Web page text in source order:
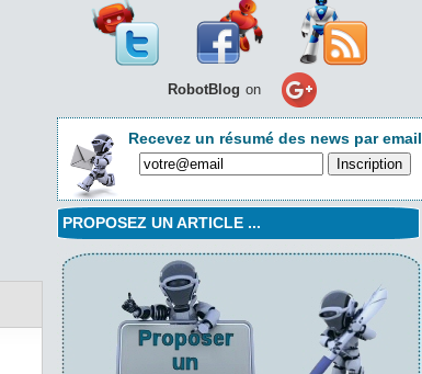
RobotBlog on
Recevez un résumé des news par email
PROPOSEZ UN ARTICLE ...